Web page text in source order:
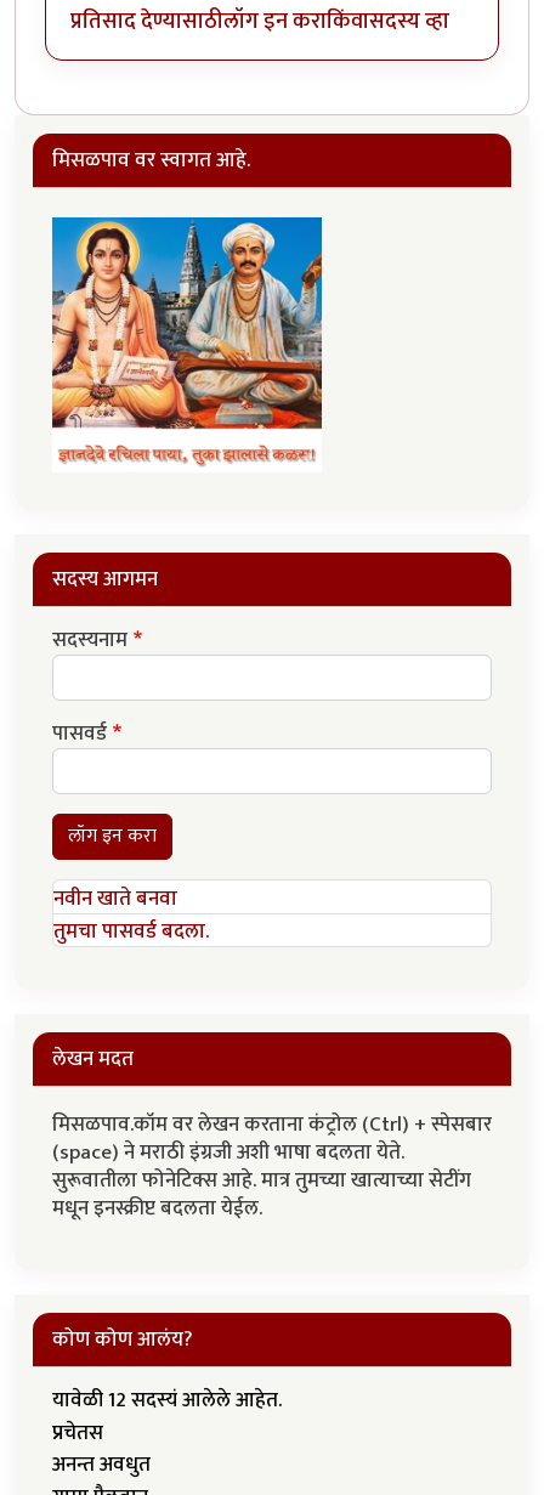
प्रतिसाद देण्यासाठीलॉग इन कराकिंवासदस्य व्हा
मिसळपाव वर स्वागत आहे.
सदस्य आगमन
सदस्यनाम
पासवर्ड
लॉग इन करा
नवीन खाते बनवा
तुमचा पासवर्ड बदला.
लेखन मदत
मिसळपाव.कॉम वर लेखन करताना कंट्रोल (Ctrl) + स्पेसबार
(space) ने मराठी इंग्रजी अशी भाषा बदलता येते.
सुरूवातीला फोनेटिक्स आहे. मात्र तुमच्या खात्याच्या सेटींग
मधून इनस्क्रीप्ट बदलता येईल.
कोण कोण आलंय?
यावेळी 12 सदस्यं आलेले आहेत.
प्रचेतस
अनन्त अवधुत